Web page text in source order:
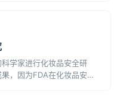
学家进行化妆品安全研
，因为FDA在化妆品安全